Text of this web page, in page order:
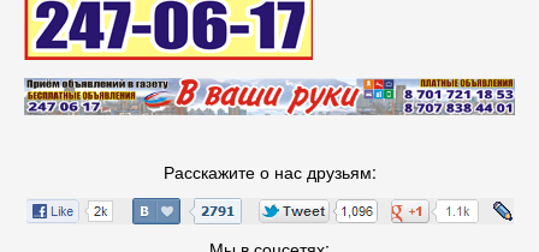
Расскажите о нас друзьям: